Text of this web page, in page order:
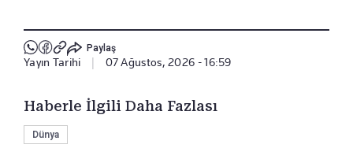
Paylaş
Yayın Tarihi 07 Ağustos, 2026 - 16:59
Haberle İlgili Daha Fazlası
Dünya